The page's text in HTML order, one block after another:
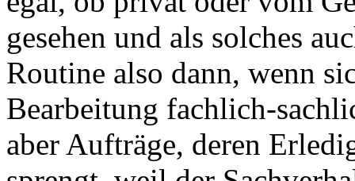
gesehen und als solches
Routine also dann, wenn
Bearbeitung fachlich-
aber Aufträge, deren